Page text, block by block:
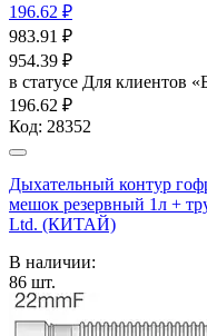
196.62 ₽
983.91 ₽
954.39 ₽
в статусе Для клиентов
196.62 ₽
Код: 28352
Дыхательный контур
мешок резервный 1л +
Ltd. (КИТАЙ)
В наличии:
86 шт.